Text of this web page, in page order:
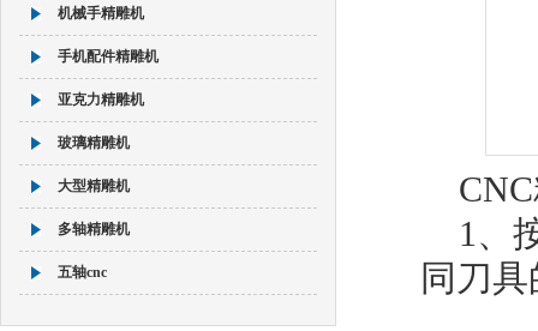
机械手精雕机
手机配件精雕机
亚克力精雕机
玻璃精雕机
大型精雕机
多轴精雕机
五轴cnc
1、
同 刀具